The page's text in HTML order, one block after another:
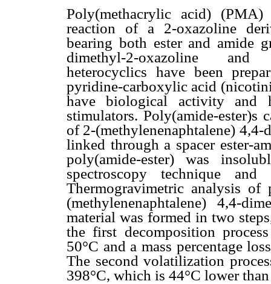
Poly(methacrylic acid)
reaction of a 2-oxazoline
bearing both ester and amide
dimethyl-2-oxazoline and
heterocyclics have been
pyridine-carboxylic acid
have biological activity and
stimulators. Poly(amide-ester)s
of 2-(methylenenaphtalene)
linked through a spacer ester-
poly(amide-ester) was
spectroscopy technique
Thermogravimetric analysis
(methylenenaphtalene) 4,4-
material was formed in two
the first decomposition
50°C and a mass percentage
The second volatilization
398°C, which is 44°C lower